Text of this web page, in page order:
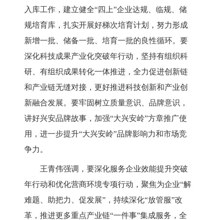
入库工作，建立健全“四上”企业达规、临规、储
规培育库，扎实开展好梯次培育计划，努力形成
新增一批、储备一批、培育一批的良性循环。要
深化科技成果产业化突破年行动，坚持有组织科
研、有组织成果转化一体推进，全力促进创新链
和产业链无缝对接，更好推进科技创新和产业创
新融合发展。要牢固树立质量意识、品牌意识，
讲好兴安品牌故事，加强“大兴安岭”方章推广使
用，进一步提升“大兴安岭”品牌影响力和市场竞
争力。
王青伟强调，要深化服务企业效能提升突破
年行动和优化营商环境专项行动，聚焦为企业“解
难题、助把力、促发展”，持续深化“放管服”改
革，推进更多重点产业链“一件事”集成服务，全